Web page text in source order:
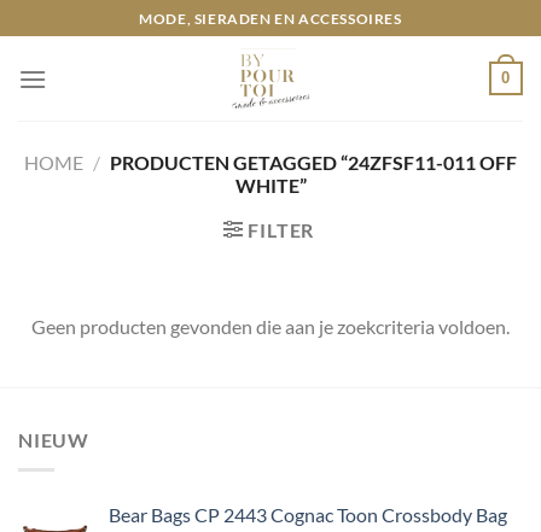
naar
inhoud
MODE, SIERADEN EN ACCESSOIRES
0
HOME / PRODUCTEN GETAGGED “24ZFSF11-011 OFF
WHITE”
FILTER
Geen producten gevonden die aan je zoekcriteria voldoen.
NIEUW
Bear Bags CP 2443 Cognac Toon Crossbody Bag